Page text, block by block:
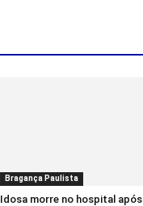
Bragança Paulista
Idosa morre no hospital após